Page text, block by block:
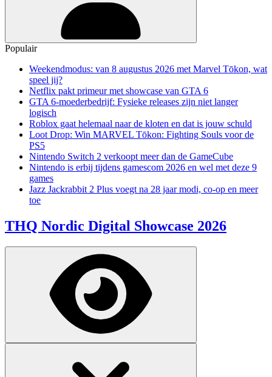
Populair
Weekendmodus: van 8 augustus 2026 met Marvel Tōkon, wat
speel jij?
Netflix pakt primeur met showcase van GTA 6
GTA 6-moederbedrijf: Fysieke releases zijn niet langer
logisch
Roblox gaat helemaal naar de kloten en dat is jouw schuld
Loot Drop: Win MARVEL Tōkon: Fighting Souls voor de
PS5
Nintendo Switch 2 verkoopt meer dan de GameCube
Nintendo is erbij tijdens gamescom 2026 en wel met deze 9
games
Jazz Jackrabbit 2 Plus voegt na 28 jaar modi, co-op en meer
toe
THQ Nordic Digital Showcase 2026